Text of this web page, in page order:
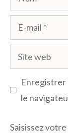
mail
Site
web
Enregistrer
le
Saisissez